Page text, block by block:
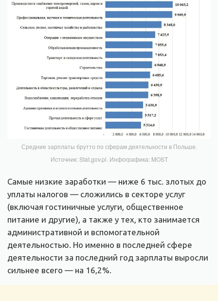
Средние зарплаты брутто по сферам деятельности в Польше.
Источник: Stat.gov.pl. Инфографика: MOST
Самые низкие заработки — ниже 6 тыс. злотых до
уплаты налогов — сложились в секторе услуг
(включая гостиничные услуги, общественное
питание и другие), а также у тех, кто занимается
административной и вспомогательной
деятельностью. Но именно в последней сфере
деятельности за последний год зарплаты выросли
сильнее всего — на 16,2%.